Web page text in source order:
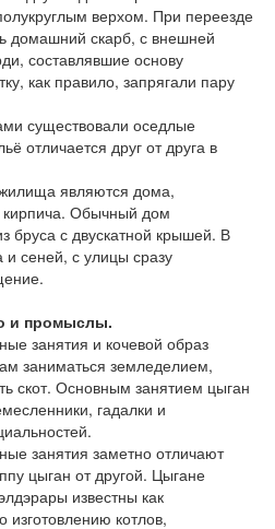
верхом. При переезде
домашний скарб, с внешней
составлявшие основу
как правило, запрягали пару
существовали оседлые
отличается друг от друга в
являются дома,
кирпича. Обычный дом
бруса с двускатной крышей. В
сеней, с улицы сразу
и промыслы.
занятия и кочевой образ
заниматься земледелием,
скот. Основным занятием цыган
гадалки и
занятия заметно отличают
цыган от другой. Цыгане
известны как
котлов,